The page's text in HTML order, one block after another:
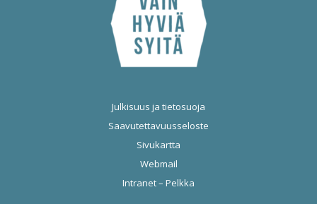
Julkisuus ja tietosuoja
Saavutettavuusseloste
Sivukartta
Webmail
Intranet – Pelkka